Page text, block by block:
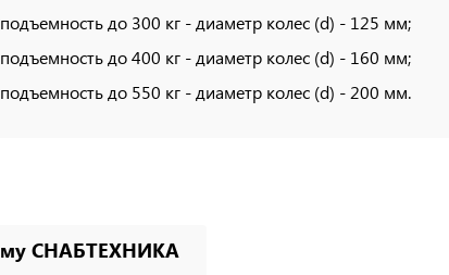
до 300 кг - диаметр колес (d) - 125 мм;
до 400 кг - диаметр колес (d) - 160 мм;
до 550 кг - диаметр колес (d) - 200 мм.
СНАБТЕХНИКА